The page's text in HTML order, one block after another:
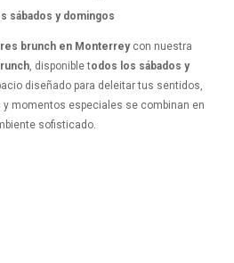
sábados y domingos
brunch en Monterreycon nuestra
, disponible todos los sábados y
diseñado para deleitar tus sentidos,
momentos especiales se combinan en
sofisticado.